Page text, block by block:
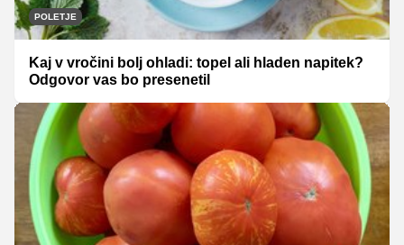
POLETJE
Kaj v vročini bolj ohladi: topel ali hladen napitek?
Odgovor vas bo presenetil